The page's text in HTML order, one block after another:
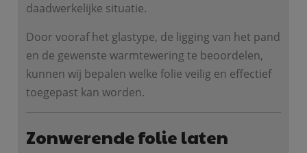
daadwerkelijke situatie.
Door vooraf het glastype, de ligging van het pand
en de gewenste warmtewering te beoordelen,
kunnen wij bepalen welke folie veilig en effectief
toegepast kan worden.
Zonwerende folie laten